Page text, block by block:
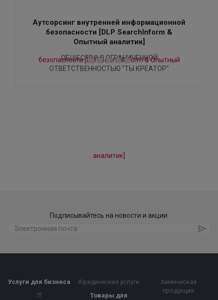
Аутсорсинг внутренней информационной
безопасности [DLP SearchInform &
Опытный аналитик]
ОБЩЕСТВО С ОГРАНИЧЕННОЙ
ОТВЕТСТВЕННОСТЬЮ "ТЫ КРЕАТОР"
Подписывайтесь на новости и акции:
Услуги для бизнеса
IT
Юридические услуги
Товары для
Химическая
продукция